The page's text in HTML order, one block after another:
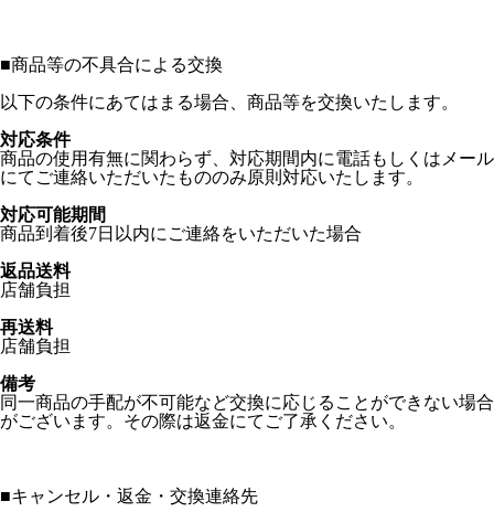
■商品等の不具合による交換
以下の条件にあてはまる場合、商品等を交換いたします。
対応条件
商品の使用有無に関わらず、対応期間内に電話もしくはメール
にてご連絡いただいたもののみ原則対応いたします。
対応可能期間
商品到着後7日以内にご連絡をいただいた場合
返品送料
店舗負担
再送料
店舗負担
備考
同一商品の手配が不可能など交換に応じることができない場合
がございます。その際は返金にてご了承ください。
■キャンセル・返金・交換連絡先